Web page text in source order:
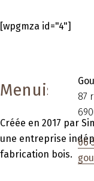
87
06
[wpgmza id="4"]
Menuisiers
Créée en 2017 par
une entreprise
fabrication bois.